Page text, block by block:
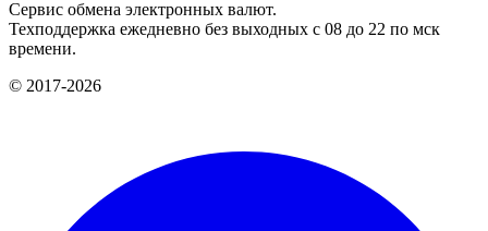
Сервис обмена электронных валют.
Техподдержка ежедневно без выходных с 08 до 22 по мск
времени.
© 2017-2026